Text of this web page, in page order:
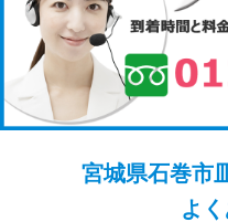
宮城県石巻市
よ